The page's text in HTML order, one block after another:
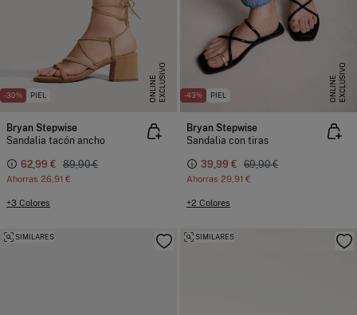
-30% PIEL E
X
C
L
U
SI
V
O
O
N
L
I
N
E
Bryan Stepwise
Sandalia tacón ancho
62,99 € 89,90 €
Ahorras 26,91 €
+3 Colores
-43% PIEL E
X
C
L
U
SI
V
O
O
N
L
I
N
E
Bryan Stepwise
Sandalia con tiras
39,99 € 69,90 €
Ahorras 29,91 €
+2 Colores
SIMILARES SIMILARES